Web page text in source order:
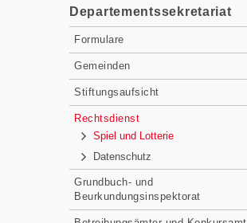
Departementssekretariat
Subnavigation
Formulare
Gemeinden
Stiftungsaufsicht
Rechtsdienst
Spiel und Lotterie
Datenschutz
Grundbuch- und
Beurkundungsinspektorat